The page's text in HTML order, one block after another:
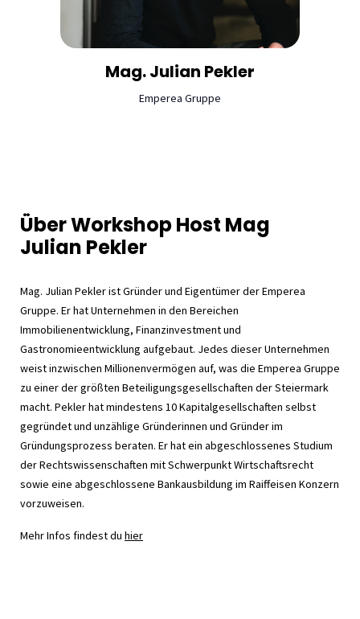
Mag. Julian Pekler
Emperea Gruppe
Über Workshop Host Mag
Julian Pekler
Mag. Julian Pekler ist Gründer und Eigentümer der Emperea
Gruppe. Er hat Unternehmen in den Bereichen
Immobilienentwicklung, Finanzinvestment und
Gastronomieentwicklung aufgebaut. Jedes dieser Unternehmen
weist inzwischen Millionenvermögen auf, was die Emperea Gruppe
zu einer der größten Beteiligungsgesellschaften der Steiermark
macht. Pekler hat mindestens 10 Kapitalgesellschaften selbst
gegründet und unzählige Gründerinnen und Gründer im
Gründungsprozess beraten. Er hat ein abgeschlossenes Studium
der Rechtswissenschaften mit Schwerpunkt Wirtschaftsrecht
sowie eine abgeschlossene Bankausbildung im Raiffeisen Konzern
vorzuweisen.
Mehr Infos findest du hier